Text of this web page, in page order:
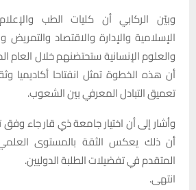
وبيّن الركابي أن كليات الطب
الإسلامية والإدارة والاقتصاد
والعلوم الإنسانية ستحتضنهم خلال العام
أن هذه الخطوة تمثل انفتاحا أكاديميا
تعميق التبادل المعرفي بين الشعوب.
وأشار إلى أن اختيار جامعة ذي قار جاء وفق
أن ذلك يعكس الثقة بالمستوى
المتقدم في تفضيلات الطلبة الدوليين.
انتهى.